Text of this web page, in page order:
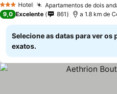
3 EstrelasHotel Apartamentos de dois
9,0 Excelente 861 a 1.8 km de
Selecione as datas para ver os
exatos.